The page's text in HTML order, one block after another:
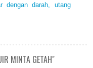
dengan darah, utang
MINTA GETAH"